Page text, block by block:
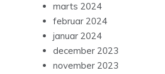
marts 2024
februar 2024
januar 2024
december 2023
november 2023